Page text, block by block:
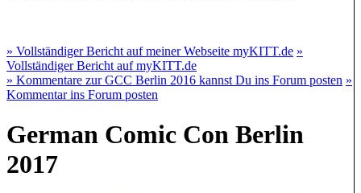
» Vollständiger Bericht auf meiner Webseite myKITT.de »
Vollständiger Bericht auf myKITT.de
» Kommentare zur GCC Berlin 2016 kannst Du ins Forum posten »
Kommentar ins Forum posten
German Comic Con Berlin
2017